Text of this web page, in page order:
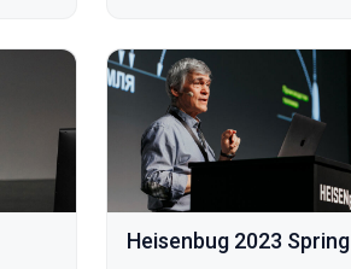
Heisenbug 2023 Spring